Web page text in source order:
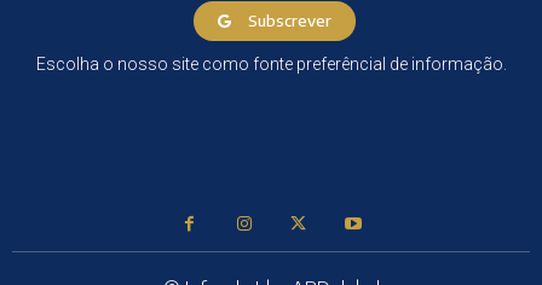
Subscrever
Escolha o nosso site como fonte preferêncial de informação.